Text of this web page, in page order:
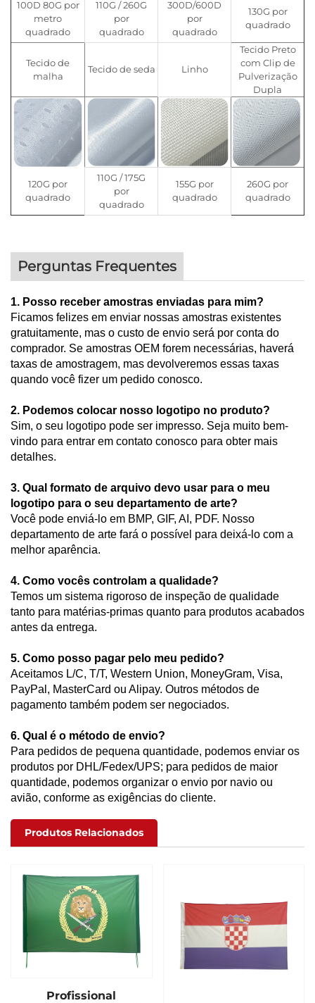
100D 80G por
metro
quadrado
110G / 260G
por
quadrado
300D/600D
por
quadrado
130G por
quadrado
Tecido de
malha
Tecido de seda Linho
Tecido Preto
com Clip de
Pulverização
Dupla
120G por
quadrado
110G / 175G
por
quadrado
155G por
quadrado
260G por
quadrado
Perguntas Frequentes
1. Posso receber amostras enviadas para mim?
Ficamos felizes em enviar nossas amostras existentes
gratuitamente, mas o custo de envio será por conta do
comprador. Se amostras OEM forem necessárias, haverá
taxas de amostragem, mas devolveremos essas taxas
quando você fizer um pedido conosco.
2. Podemos colocar nosso logotipo no produto?
Sim, o seu logotipo pode ser impresso. Seja muito bem-
vindo para entrar em contato conosco para obter mais
detalhes.
3. Qual formato de arquivo devo usar para o meu
logotipo para o seu departamento de arte?
Você pode enviá-lo em BMP, GIF, AI, PDF. Nosso
departamento de arte fará o possível para deixá-lo com a
melhor aparência.
4. Como vocês controlam a qualidade?
Temos um sistema rigoroso de inspeção de qualidade
tanto para matérias-primas quanto para produtos acabados
antes da entrega.
5. Como posso pagar pelo meu pedido?
Aceitamos L/C, T/T, Western Union, MoneyGram, Visa,
PayPal, MasterCard ou Alipay. Outros métodos de
pagamento também podem ser negociados.
6. Qual é o método de envio?
Para pedidos de pequena quantidade, podemos enviar os
produtos por DHL/Fedex/UPS; para pedidos de maior
quantidade, podemos organizar o envio por navio ou
avião, conforme as exigências do cliente.
Produtos Relacionados
Profissional